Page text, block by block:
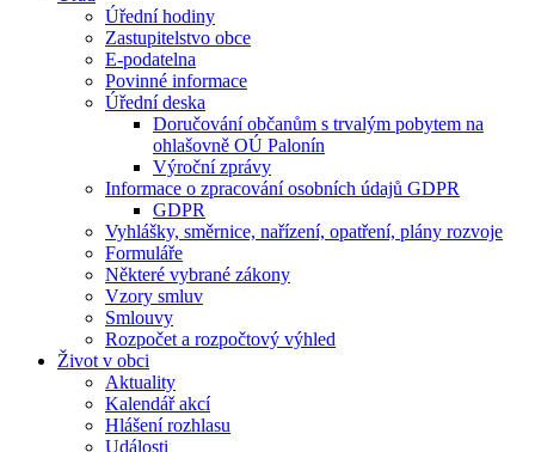
Úřední hodiny
Zastupitelstvo obce
E-podatelna
Povinné informace
Úřední deska
Doručování občanům s trvalým pobytem na
ohlašovně OÚ Palonín
Výroční zprávy
Informace o zpracování osobních údajů GDPR
GDPR
Vyhlášky, směrnice, nařízení, opatření, plány rozvoje
Formuláře
Některé vybrané zákony
Vzory smluv
Smlouvy
Rozpočet a rozpočtový výhled
Život v obci
Aktuality
Kalendář akcí
Hlášení rozhlasu
Události